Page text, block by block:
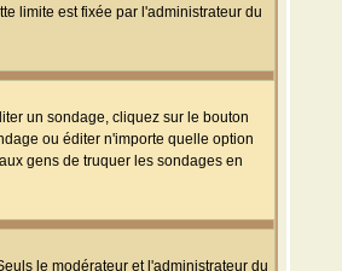
limite est fixée par l'administrateur du
un sondage, cliquez sur le bouton
ou éditer n'importe quelle option
gens de truquer les sondages en
le modérateur et l'administrateur du